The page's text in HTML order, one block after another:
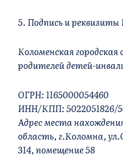
5. Подпись и
Коломенская
родителей детей-
ОГРН: 1165000054460
ИНН/КПП: 5022051826/
Адрес места
область, г.Коломна,
314, помещение 58